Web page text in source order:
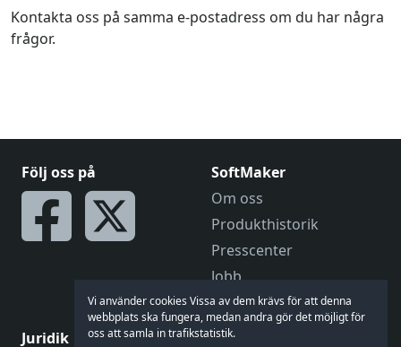
Kontakta oss på samma e-postadress om du har några
frågor.
Vi använder cookies Vissa av dem krävs för att denna
webbplats ska fungera, medan andra gör det möjligt för
oss att samla in trafikstatistik.
Följ oss på
SoftMaker
Om oss
Produkthistorik
Presscenter
Jobb
Bli en återförsäljare
Juridik
Prata med oss